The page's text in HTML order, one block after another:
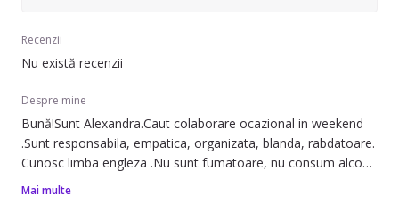
Recenzii
Nu există recenzii
Despre mine
Bună!Sunt Alexandra.Caut colaborare ocazional in weekend
.Sunt responsabila, empatica, organizata, blanda, rabdatoare.
Cunosc limba engleza .Nu sunt fumatoare, nu consum alcool.
Cer și ofer seriozitate.
Mai multe